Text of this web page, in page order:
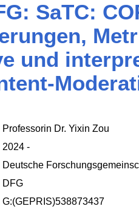
SaTC:
und
Professorin Dr. Yixin Zou
2024 -
Deutsche
DFG
G:(GEPRIS)538873437